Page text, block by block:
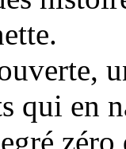
qui en